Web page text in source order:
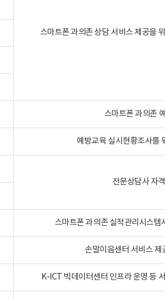
스마트폰 과의존 상담 서비스 제공을
스마트폰 과의존
예방교육 실시현황조사를
전문상담사 자
스마트폰 과의존 실적관리시스템
손말이음센터 서비스 제
K-ICT 빅데이터센터 인프라 운영 등